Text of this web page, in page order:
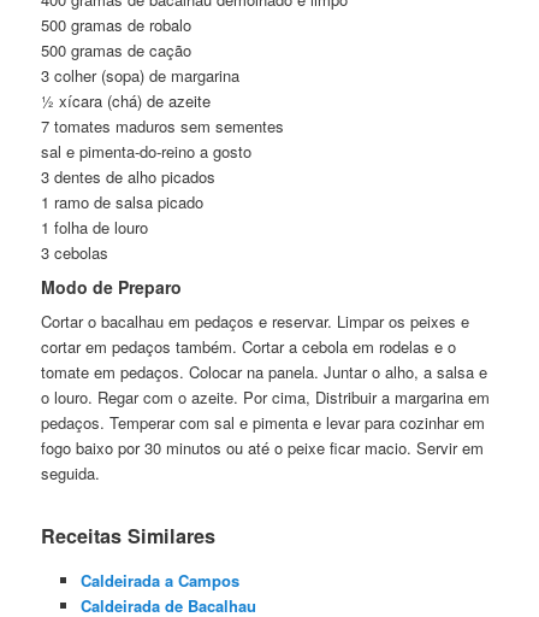
500 gramas de robalo
500 gramas de cação
3 colher (sopa) de margarina
½ xícara (chá) de azeite
7 tomates maduros sem sementes
sal e pimenta-do-reino a gosto
3 dentes de alho picados
1 ramo de salsa picado
1 folha de louro
3 cebolas
Modo de Preparo
Cortar o bacalhau em pedaços e reservar. Limpar os peixes e
cortar em pedaços também. Cortar a cebola em rodelas e o
tomate em pedaços. Colocar na panela. Juntar o alho, a salsa e
o louro. Regar com o azeite. Por cima, Distribuir a margarina em
pedaços. Temperar com sal e pimenta e levar para cozinhar em
fogo baixo por 30 minutos ou até o peixe ficar macio. Servir em
seguida.
Receitas Similares
Caldeirada a Campos
Caldeirada de Bacalhau